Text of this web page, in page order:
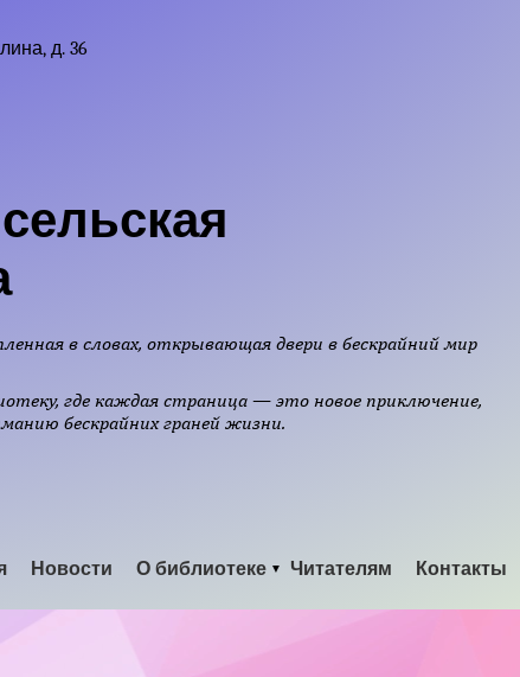
д. 36
в словах, открывающая двери в бескрайний мир
где каждая страница — это новое приключение,
бескрайних граней жизни.
Новости О библиотеке Читателям Контакты